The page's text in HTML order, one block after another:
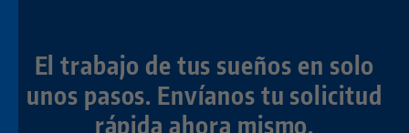
El trabajo de tus sueños en solo
unos pasos. Envíanos tu solicitud
rápida ahora mismo.